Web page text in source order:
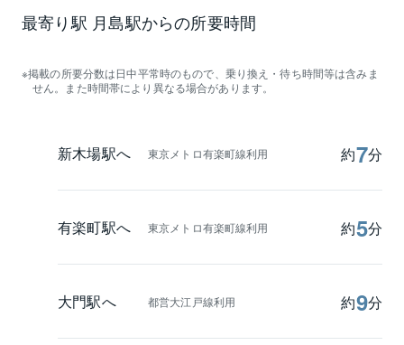
最寄り駅 月島駅からの所要時間
掲載の所要分数は日中平常時のもので、乗り換え・待ち時間等は含みま
せん。また時間帯により異なる場合があります。
新木場駅へ 東京メトロ有楽町線利用 約7分
有楽町駅へ 東京メトロ有楽町線利用 約5分
大門駅へ 都営大江戸線利用 約9分